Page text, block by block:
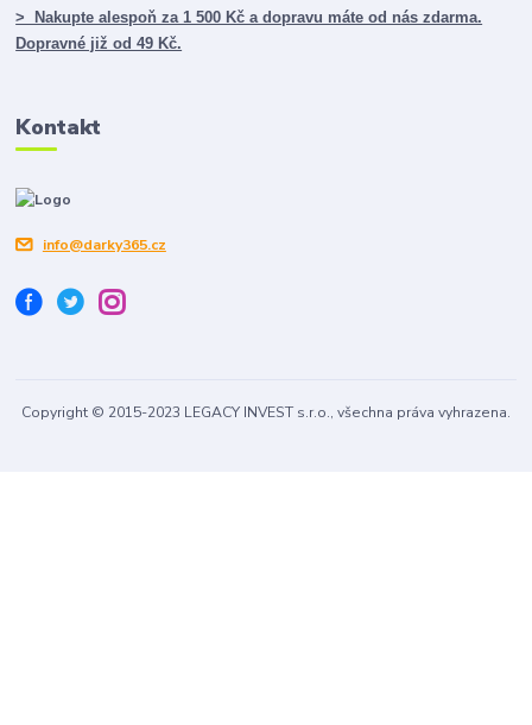
> Nakupte alespoň za 1 500 Kč a dopravu máte od nás zdarma.
Dopravné již od 49 Kč.
Kontakt
info@darky365.cz
Copyright © 2015-2023 LEGACY INVEST s.r.o., všechna práva vyhrazena.